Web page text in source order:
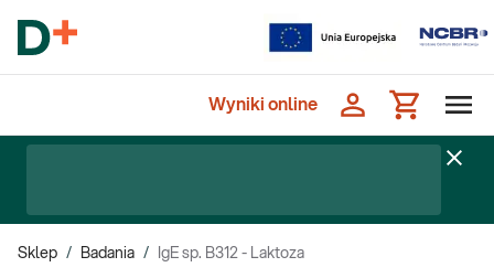
Wyniki online
Sklep / Badania / IgE sp. B312 - Laktoza